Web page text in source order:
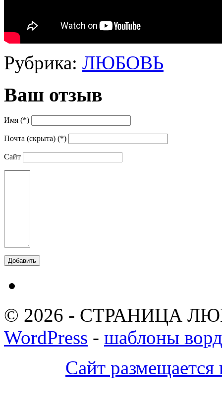
Рубрика: ЛЮБОВЬ
Ваш отзыв
Имя (*)
Почта (скрыта) (*)
Сайт
© 2026 - СТРАНИЦА
WordPress - шаблоны
Сайт размещается